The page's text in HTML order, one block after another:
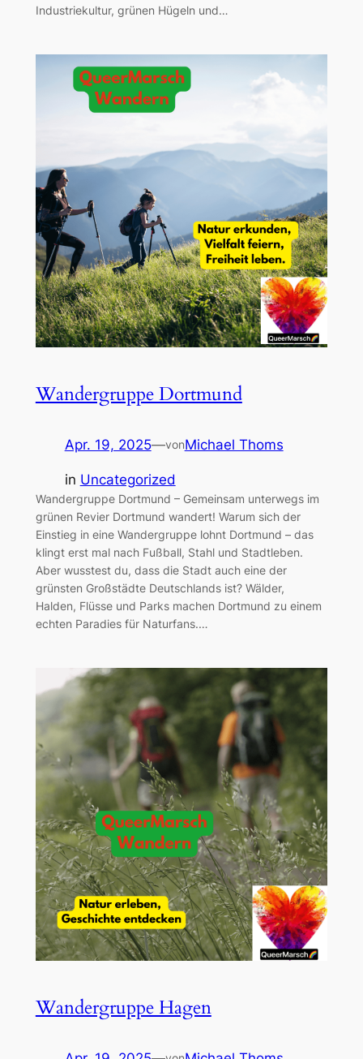
Industriekultur, grünen Hügeln und…
Wandergruppe Dortmund
Apr. 19, 2025—vonMichael Thoms
in Uncategorized
Wandergruppe Dortmund – Gemeinsam unterwegs im
grünen Revier Dortmund wandert! Warum sich der
Einstieg in eine Wandergruppe lohnt Dortmund – das
klingt erst mal nach Fußball, Stahl und Stadtleben.
Aber wusstest du, dass die Stadt auch eine der
grünsten Großstädte Deutschlands ist? Wälder,
Halden, Flüsse und Parks machen Dortmund zu einem
echten Paradies für Naturfans.…
Wandergruppe Hagen